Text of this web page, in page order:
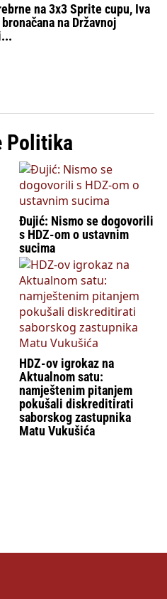
na 3x3 Sprite cupu, Iva
na Državnoj
Politika
Đujić: Nismo se dogovorili
s HDZ-om o ustavnim
sucima
HDZ-ov igrokaz na
Aktualnom satu:
namještenim pitanjem
pokušali diskreditirati
saborskog zastupnika
Matu Vukušića